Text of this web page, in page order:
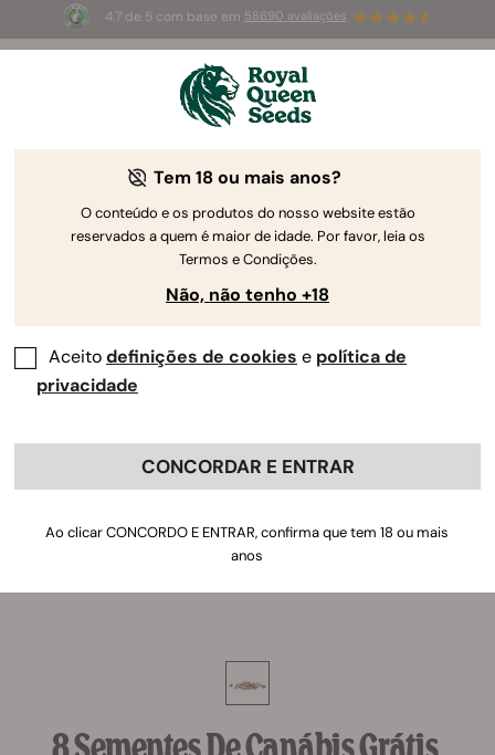
4.7 de 5 com base em 58690 avaliações
3 sementes White Widow Auto
Tem 18 ou mais anos?
O conteúdo e os produtos do nosso website estão
reservados a quem é maior de idade. Por favor, leia os
Termos e Condições.
Não, não tenho +18
Aceitodefinições de cookies e política de
privacidade
CONCORDAR E ENTRAR
Ao clicar CONCORDO E ENTRAR, confirma que tem 18 ou mais
anos